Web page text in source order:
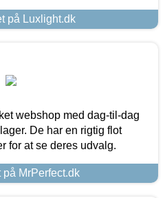
på Luxlight.dk
webshop med dag-til-dag
De har en rigtig flot
for at se deres udvalg.
på MrPerfect.dk